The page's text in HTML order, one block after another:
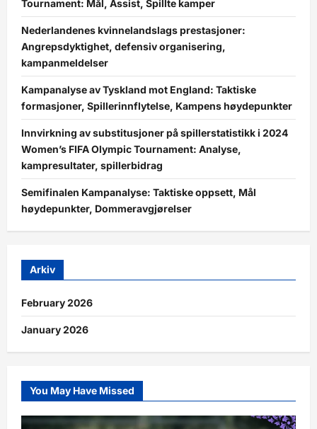
Tournament: Mål, Assist, Spillte kamper
Nederlandenes kvinnelandslags prestasjoner:
Angrepsdyktighet, defensiv organisering,
kampanmeldelser
Kampanalyse av Tyskland mot England: Taktiske
formasjoner, Spillerinnflytelse, Kampens høydepunkter
Innvirkning av substitusjoner på spillerstatistikk i 2024
Women’s FIFA Olympic Tournament: Analyse,
kampresultater, spillerbidrag
Semifinalen Kampanalyse: Taktiske oppsett, Mål
høydepunkter, Dommeravgjørelser
Arkiv
February 2026
January 2026
You May Have Missed